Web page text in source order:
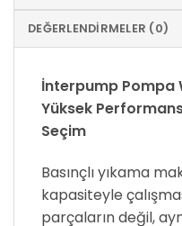
DEĞERLENDIRMELER (0)
İnterpump Pompa
Yüksek
Seçim
Basınçlı yıkama
kapasiteyle
parçaların değil,